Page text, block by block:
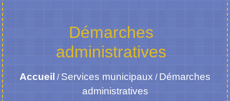
Démarches
administratives
Accueil / Services municipaux / Démarches
administratives